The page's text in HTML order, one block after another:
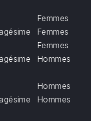
Femmes
Femmes
Femmes
Hommes
Hommes
Hommes